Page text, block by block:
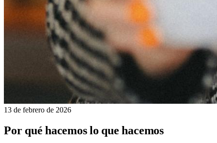
13 de febrero de 2026
Por qué hacemos lo que hacemos